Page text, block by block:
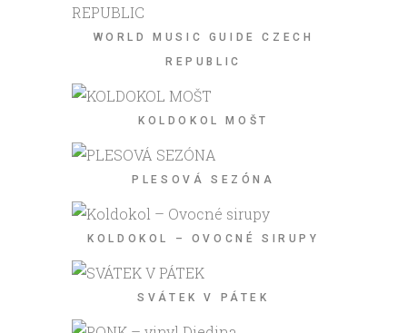
WORLD MUSIC GUIDE CZECH
REPUBLIC
KOLDOKOL MOŠT
PLESOVÁ SEZÓNA
KOLDOKOL – OVOCNÉ SIRUPY
SVÁTEK V PÁTEK